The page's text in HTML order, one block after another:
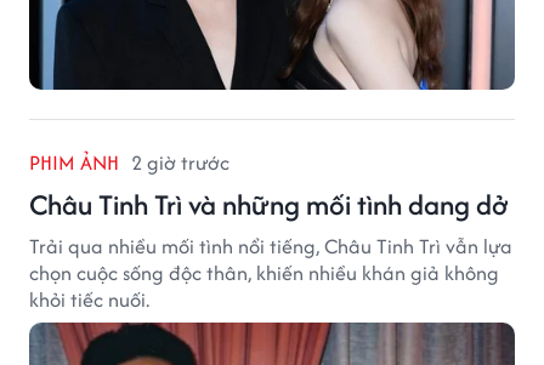
PHIM ẢNH 2 giờ trước
Châu Tinh Trì và những mối tình dang dở
Trải qua nhiều mối tình nổi tiếng, Châu Tinh Trì vẫn lựa
chọn cuộc sống độc thân, khiến nhiều khán giả không
khỏi tiếc nuối.